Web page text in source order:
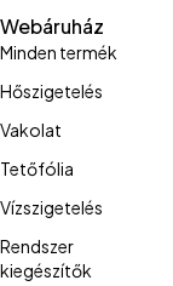
Webáruház
Minden termék
Hőszigetelés
Vakolat
Tetőfólia
Vízszigetelés
Rendszer
kiegészítők